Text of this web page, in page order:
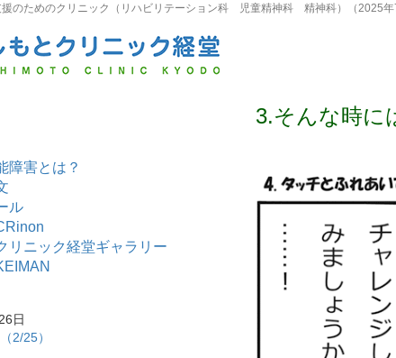
のためのクリニック（リハビリテーション科 児童精神科 精神科）（2025年
障害とは？
ル
リニック経堂ギャラリー
日
2/25）
3.そんな時に